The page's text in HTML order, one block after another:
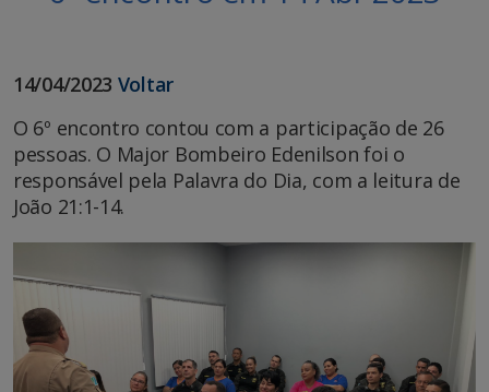
14/04/2023 Voltar
O 6º encontro contou com a participação de 26
pessoas. O Major Bombeiro Edenilson foi o
responsável pela Palavra do Dia, com a leitura de
João 21:1-14.